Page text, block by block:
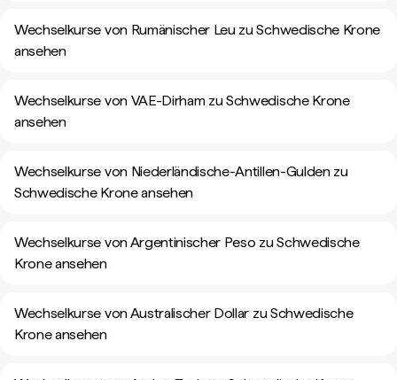
Wechselkurse von Rumänischer Leu zu Schwedische Krone
ansehen
Wechselkurse von VAE-Dirham zu Schwedische Krone
ansehen
Wechselkurse von Niederländische-Antillen-Gulden zu
Schwedische Krone ansehen
Wechselkurse von Argentinischer Peso zu Schwedische
Krone ansehen
Wechselkurse von Australischer Dollar zu Schwedische
Krone ansehen